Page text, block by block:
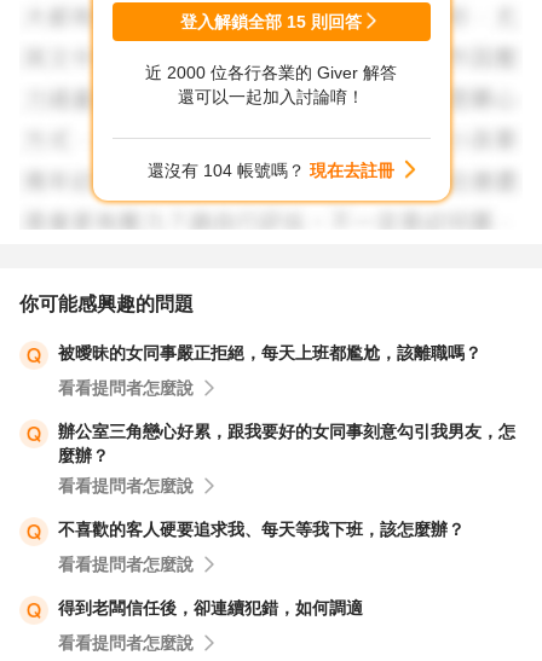
以上意見提供您參考。登入解鎖全部 15 則回答
近 2000 位各行各業的 Giver 解答
還可以一起加入討論唷！
還沒有 104 帳號嗎？ 現在去註冊
你可能感興趣的問題
被曖昧的女同事嚴正拒絕，每天上班都尷尬，該離職嗎？
看看提問者怎麼說
辦公室三角戀心好累，跟我要好的女同事刻意勾引我男友，怎
麼辦？
看看提問者怎麼說
不喜歡的客人硬要追求我、每天等我下班，該怎麼辦？
看看提問者怎麼說
得到老闆信任後，卻連續犯錯，如何調適
看看提問者怎麼說